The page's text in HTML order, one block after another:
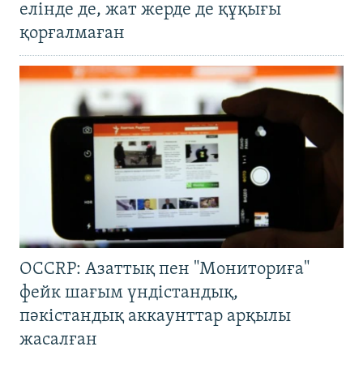
елінде де, жат жерде де құқығы
қорғалмаған
OCCRP: Азаттық пен "Мониториға"
фейк шағым үндістандық,
пәкістандық аккаунттар арқылы
жасалған